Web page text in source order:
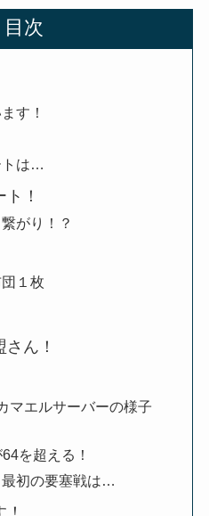
目次
す！
トは…
！
がり！？
１枚
ん！
マエルサーバーの様子
を超える！
初の要塞戦は…